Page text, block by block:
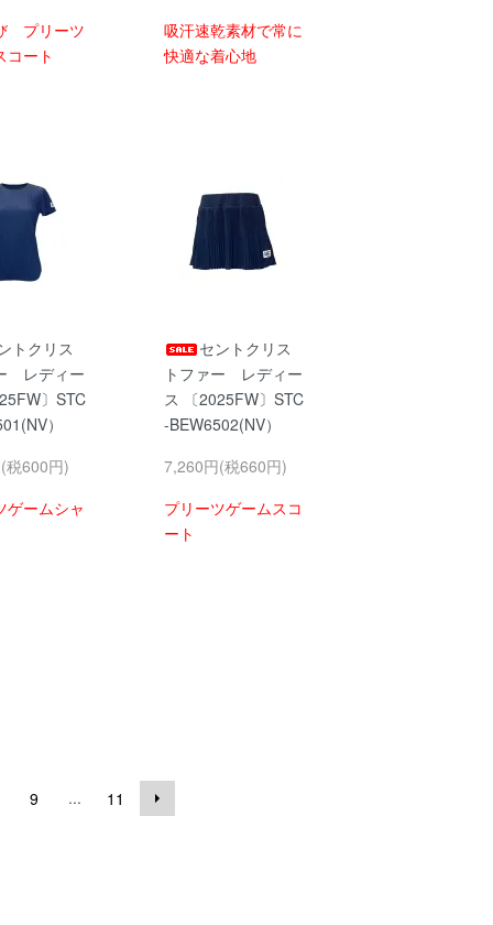
プリーツ
コート
吸汗速乾素材で常に
快適な着心地
トクリス
レディー
〕STC
）
税600円)
ゲームシャ
セントクリス
トファー レディー
ス 〔2025FW〕STC
-BEW6502(NV）
7,260円(税660円)
プリーツゲームスコ
ート
9 ... 11